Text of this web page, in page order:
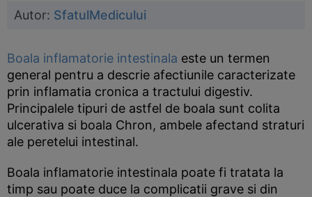
Autor: SfatulMedicului
Boala inflamatorie intestinala este un termen
general pentru a descrie afectiunile caracterizate
prin inflamatia cronica a tractului digestiv.
Principalele tipuri de astfel de boala sunt colita
ulcerativa si boala Chron, ambele afectand straturi
ale peretelui intestinal.
Boala inflamatorie intestinala poate fi tratata la
timp sau poate duce la complicatii grave si din